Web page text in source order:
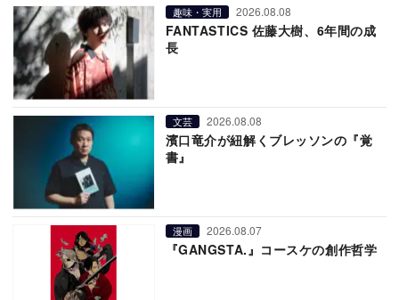
趣味・実用 2026.08.08
FANTASTICS 佐藤大樹、6年間の成
長
文芸 2026.08.08
濱口竜介が紐解くブレッソンの『覚
書』
漫画 2026.08.07
『GANGSTA.』コースケの創作哲学